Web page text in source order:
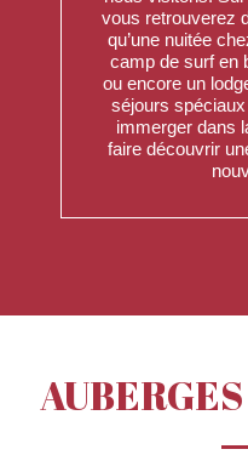
vous retrouverez
qu’une nuitée
camp de surf en
ou encore un
séjours
immerger dans
faire découvrir